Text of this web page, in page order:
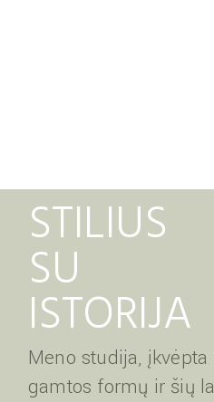
STILIUS
SU
ISTORIJA
Meno studija,
gamtos formų ir šių